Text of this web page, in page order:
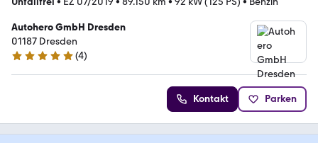
Autohero GmbH Dresden
01187 Dresden
5 Sterne
(4)
Kontakt Parken